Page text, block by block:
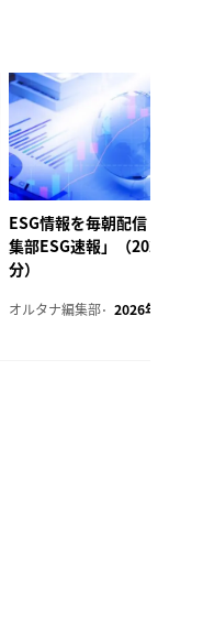
ESG情報を毎朝配信「オル
集部ESG速報」（2026年8
分）
オルタナ編集部 2026年8月7日